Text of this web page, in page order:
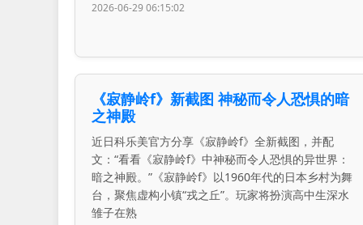
2026-06-29 06:15:02
《寂静岭f》新截图 神秘而令人恐惧的暗
之神殿
近日科乐美官方分享《寂静岭f》全新截图，并配
文：“看看《寂静岭f》中神秘而令人恐惧的异世界：
暗之神殿。”《寂静岭f》以1960年代的日本乡村为舞
台，聚焦虚构小镇“戎之丘”。玩家将扮演高中生深水
雏子在熟